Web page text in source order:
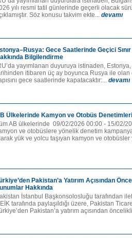
yılı resmi tatil günlerinde geçerli olacak
Söz konusu takvim ekte... devamı
Gece Saatlerinde Geçici Sınır
Bilgilendirme
yayımlanan duyuruya istinaden,
itibaren üç ay boyunca Rusya ile olan
gece saatlerinde kapatacaktır:... devamı
Ülkelerinde Kamyon ve Otobüs
AB ülkelerinde 09/02/2026 00:00 - 15/02/
ve otobüslere yönelik denetim
yük ve yolcu taşıyan kamyon ve
Pakistan’a Yatırım Açısından
Hakkında
İstanbul Başkonsolosluğu tarafından
tarafında paylaşıldığı üzere, Pakistan
Pakistan’a yatırım açısından